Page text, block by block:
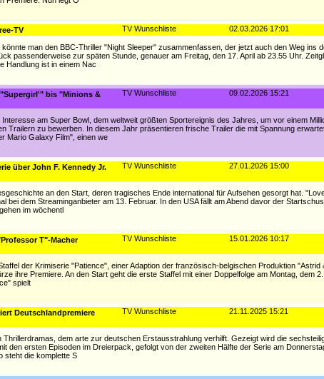
02.03.2026 17:01
TV Wunschliste
TV
man den BBC-Thriller "Night Sleeper" zusammenfassen, der jetzt auch den Weg ins
passenderweise zur späten Stunde, genauer am Freitag, den 17. April ab 23.55 Uhr.
Handlung ist in einem Nac
09.02.2026 15:21
TV Wunschliste
bis "Minions &
am Super Bowl, dem weltweit größten Sportereignis des Jahres, um vor einem
Trailern zu bewerben. In diesem Jahr präsentieren frische Trailer die mit Spannung
Mario Galaxy Film", einen we
27.01.2026 15:00
TV Wunschliste
über John F. Kennedy Jr.
an den Start, deren tragisches Ende international für Aufsehen gesorgt hat.
bei dem Streaminganbieter am 13. Februar. In den USA fällt am Abend davor der
im wöchentl
15.01.2026 10:17
TV Wunschliste
T"-Macher
der Krimiserie "Patience", einer Adaption der französisch-belgischen Produktion "Astrid
ihre Premiere. An den Start geht die erste Staffel mit einer Doppelfolge am Montag, dem
spielt
21.11.2025 15:21
TV Wunschliste
Deutschlandpremiere
dem arte zur deutschen Erstausstrahlung verhilft. Gezeigt wird die
den ersten Episoden im Dreierpack, gefolgt von der zweiten Hälfte der Serie am
steht die komplette S